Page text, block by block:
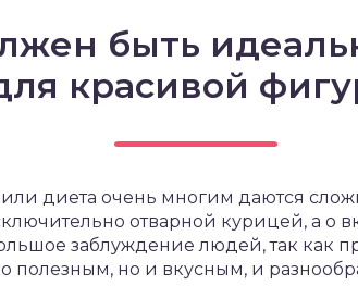
быть
красивой
диета очень многим даются
отварной курицей, а о
заблуждение людей, так как
полезным, но и вкусным, и